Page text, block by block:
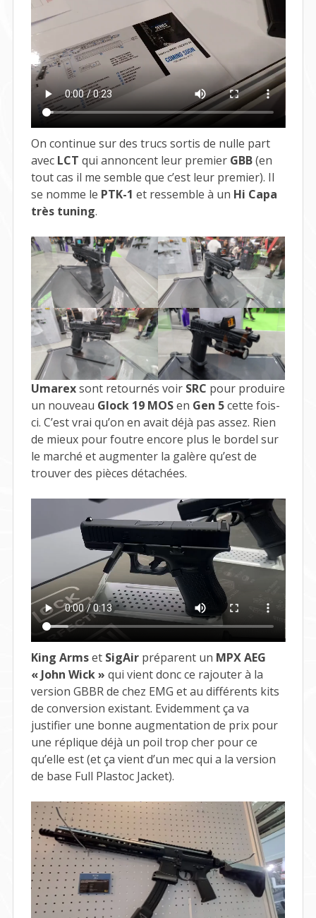
On continue sur des trucs sortis de nulle part
avec LCT qui annoncent leur premier GBB(en
tout cas il me semble que c’est leur premier). Il
se nomme le PTK-1 et ressemble à un Hi Capa
très tuning.
Umarexsont retournés voir SRC pour produire
un nouveau Glock 19 MOSen Gen 5cette fois-
ci. C’est vrai qu’on en avait déjà pas assez. Rien
de mieux pour foutre encore plus le bordel sur
le marché et augmenter la galère qu’est de
trouver des pièces détachées.
King Armset SigAir préparent un MPX AEG
« John Wick » qui vient donc ce rajouter à la
version GBBR de chez EMG et au différents kits
de conversion existant. Evidemment ça va
justifier une bonne augmentation de prix pour
une réplique déjà un poil trop cher pour ce
qu’elle est (et ça vient d’un mec qui a la version
de base Full Plastoc Jacket).